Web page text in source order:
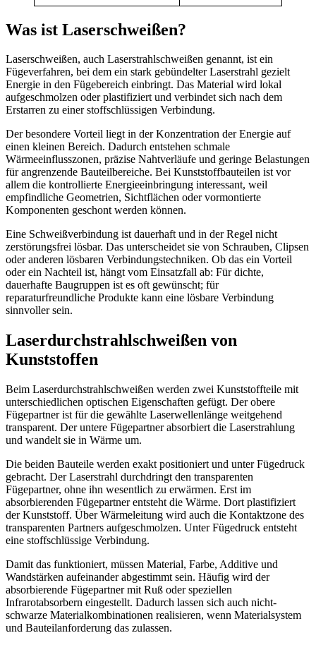
Was ist Laserschweißen?
Laserschweißen, auch Laserstrahlschweißen genannt, ist ein
Fügeverfahren, bei dem ein stark gebündelter Laserstrahl gezielt
Energie in den Fügebereich einbringt. Das Material wird lokal
aufgeschmolzen oder plastifiziert und verbindet sich nach dem
Erstarren zu einer stoffschlüssigen Verbindung.
Der besondere Vorteil liegt in der Konzentration der Energie auf
einen kleinen Bereich. Dadurch entstehen schmale
Wärmeeinflusszonen, präzise Nahtverläufe und geringe Belastungen
für angrenzende Bauteilbereiche. Bei Kunststoffbauteilen ist vor
allem die kontrollierte Energieeinbringung interessant, weil
empfindliche Geometrien, Sichtflächen oder vormontierte
Komponenten geschont werden können.
Eine Schweißverbindung ist dauerhaft und in der Regel nicht
zerstörungsfrei lösbar. Das unterscheidet sie von Schrauben, Clipsen
oder anderen lösbaren Verbindungstechniken. Ob das ein Vorteil
oder ein Nachteil ist, hängt vom Einsatzfall ab: Für dichte,
dauerhafte Baugruppen ist es oft gewünscht; für
reparaturfreundliche Produkte kann eine lösbare Verbindung
sinnvoller sein.
Laserdurchstrahlschweißen von
Kunststoffen
Beim Laserdurchstrahlschweißen werden zwei Kunststoffteile mit
unterschiedlichen optischen Eigenschaften gefügt. Der obere
Fügepartner ist für die gewählte Laserwellenlänge weitgehend
transparent. Der untere Fügepartner absorbiert die Laserstrahlung
und wandelt sie in Wärme um.
Die beiden Bauteile werden exakt positioniert und unter Fügedruck
gebracht. Der Laserstrahl durchdringt den transparenten
Fügepartner, ohne ihn wesentlich zu erwärmen. Erst im
absorbierenden Fügepartner entsteht die Wärme. Dort plastifiziert
der Kunststoff. Über Wärmeleitung wird auch die Kontaktzone des
transparenten Partners aufgeschmolzen. Unter Fügedruck entsteht
eine stoffschlüssige Verbindung.
Damit das funktioniert, müssen Material, Farbe, Additive und
Wandstärken aufeinander abgestimmt sein. Häufig wird der
absorbierende Fügepartner mit Ruß oder speziellen
Infrarotabsorbern eingestellt. Dadurch lassen sich auch nicht-
schwarze Materialkombinationen realisieren, wenn Materialsystem
und Bauteilanforderung das zulassen.